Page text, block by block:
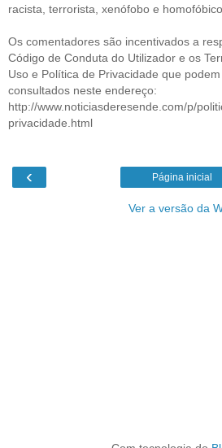
racista, terrorista, xenófobo e homofóbico.
Os comentadores são incentivados a
Código de Conduta do Utilizador e os
Uso e Política de Privacidade que
consultados neste endereço:
http://www.noticiasderesende.com/p/
privacidade.html
‹ Página inicial
Ver a versão da